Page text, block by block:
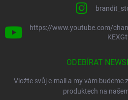
https://www.youtube.com/
ODEBÍRAT
Vložte svůj e-mail a my vám budeme
produktech na